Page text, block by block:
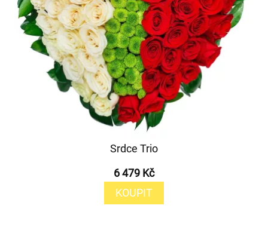
Srdce Trio
6 479 Kč
KOUPIT